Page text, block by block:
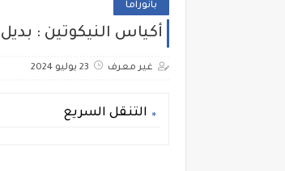
بانوراما
أكياس النيكوتين :
غير معرف 23 يوليو 2024
التنقل السريع